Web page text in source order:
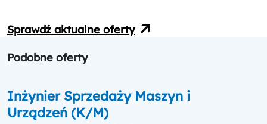
Sprawdź aktualne oferty
Podobne oferty
Inżynier Sprzedaży Maszyn i
Urządzeń (K/M)